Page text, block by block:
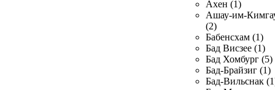
Ахен (1)
Ашау-им-
(2)
Бабенсхам (1)
Бад Висзее (1)
Бад Хомбург (5)
Бад-Брайзиг (1)
Бад-Вильснак